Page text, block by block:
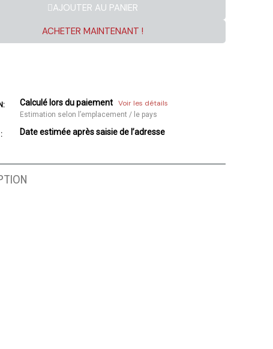
AJOUTER AU PANIER
ACHETER MAINTENANT !
Calculé lors du paiement Voir les détails
Estimation selon l’emplacement / le pays
Date estimée après saisie de l’adresse